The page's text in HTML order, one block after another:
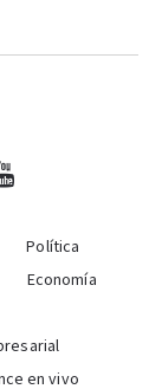
Política
Economía
en vivo